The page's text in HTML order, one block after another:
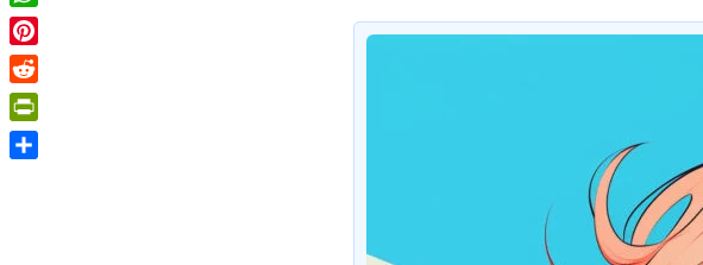
WhatsApp
Pinterest
Reddit
PrintFriendly